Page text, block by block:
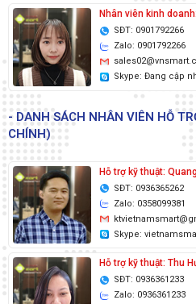
Nhân viên kinh
SĐT: 0901792266
Zalo: 0901792266
Skype: Đang cập
- DANH SÁCH NHÂN VIÊN HỖ
CHÍNH)
Hỗ trợ kỹ thuật:
SĐT: 0936365262
Zalo: 0358099381
Skype:
Hỗ trợ kỹ thuật: Thu
SĐT: 0936361233
Zalo: 0936361233